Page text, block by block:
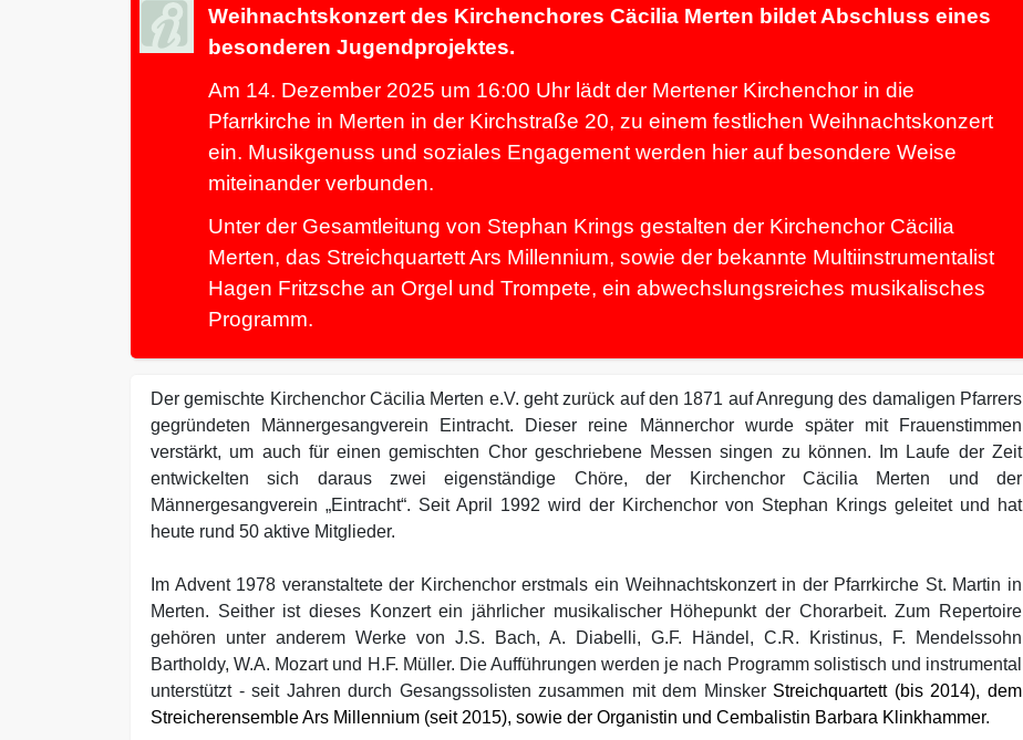
Weihnachtskonzert des Kirchenchores Cäcilia Merten bildet Abschluss eines
besonderen Jugendprojektes.
Am 14. Dezember 2025 um 16:00 Uhr lädt der Mertener Kirchenchor in die
Pfarrkirche in Merten in der Kirchstraße 20, zu einem festlichen Weihnachtskonzert
ein. Musikgenuss und soziales Engagement werden hier auf besondere Weise
miteinander verbunden.
Unter der Gesamtleitung von Stephan Krings gestalten der Kirchenchor Cäcilia
Merten, das Streichquartett Ars Millennium, sowie der bekannte Multiinstrumentalist
Hagen Fritzsche an Orgel und Trompete, ein abwechslungsreiches musikalisches
Programm.
Der gemischte Kirchenchor Cäcilia Merten e.V. geht zurück auf den 1871 auf Anregung des damaligen Pfarrers
gegründeten Männergesangverein Eintracht. Dieser reine Männerchor wurde später mit Frauenstimmen
verstärkt, um auch für einen gemischten Chor geschriebene Messen singen zu können. Im Laufe der Zeit
entwickelten sich daraus zwei eigenständige Chöre, der Kirchenchor Cäcilia Merten und der
Männergesangverein „Eintracht“. Seit April 1992 wird der Kirchenchor von Stephan Krings geleitet und hat
heute rund 50 aktive Mitglieder.
Im Advent 1978 veranstaltete der Kirchenchor erstmals ein Weihnachtskonzert in der Pfarrkirche St. Martin in
Merten. Seither ist dieses Konzert ein jährlicher musikalischer Höhepunkt der Chorarbeit. Zum Repertoire
gehören unter anderem Werke von J.S. Bach, A. Diabelli, G.F. Händel, C.R. Kristinus, F. Mendelssohn
Bartholdy, W.A. Mozart und H.F. Müller. Die Aufführungen werden je nach Programm solistisch und instrumental
unterstützt - seit Jahren durch Gesangssolisten zusammen mit dem Minsker Streichquartett (bis 2014), dem
Streicherensemble Ars Millennium (seit 2015), sowie der Organistin und Cembalistin Barbara Klinkhammer.